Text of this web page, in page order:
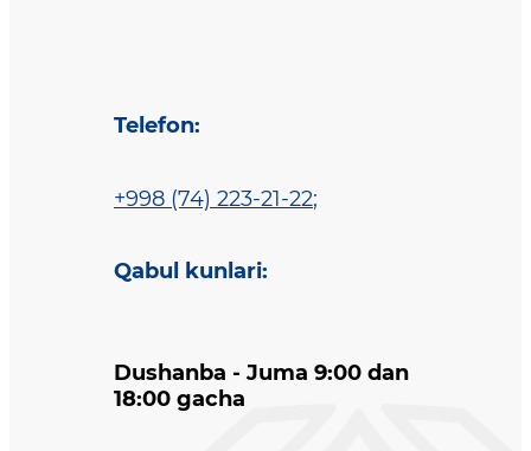
Telefon:
+998 (74) 223-21-22;
Qabul kunlari:
Dushanba - Juma 9:00 dan
18:00 gacha